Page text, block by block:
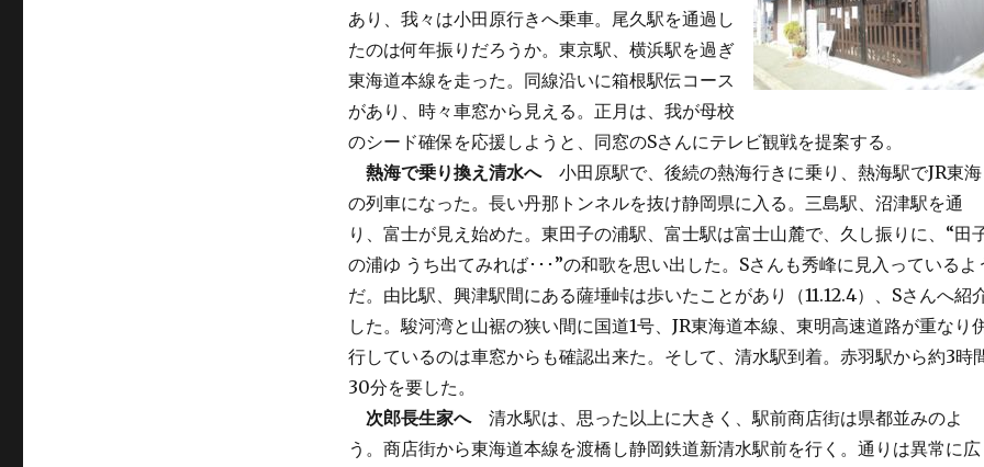
あり、我々は小田原行きへ乗車。尾久駅を通過し
たのは何年振りだろうか。東京駅、横浜駅を過ぎ
東海道本線を走った。同線沿いに箱根駅伝コース
があり、時々車窓から見える。正月は、我が母校
のシード確保を応援しようと、同窓のSさんにテレビ観戦を提案する。
熱海で乗り換え清水へ小田原駅で、後続の熱海行きに乗り、熱海駅でJR東海
の列車になった。長い丹那トンネルを抜け静岡県に入る。三島駅、沼津駅を通
り、富士が見え始めた。東田子の浦駅、富士駅は富士山麓で、久し振りに、“田
の浦ゆ うち出てみれば･･･”の和歌を思い出した。Sさんも秀峰に見入っているよ
だ。由比駅、興津駅間にある薩埵峠は歩いたことがあり（11.12.4）、Sさんへ紹
した。駿河湾と山裾の狭い間に国道1号、JR東海道本線、東明高速道路が重なり
行しているのは車窓からも確認出来た。そして、清水駅到着。赤羽駅から約3時
30分を要した。
次郎長生家へ清水駅は、思った以上に大きく、駅前商店街は県都並みのよ
う。商店街から東海道本線を渡橋し静岡鉄道新清水駅前を行く。通りは異常に広